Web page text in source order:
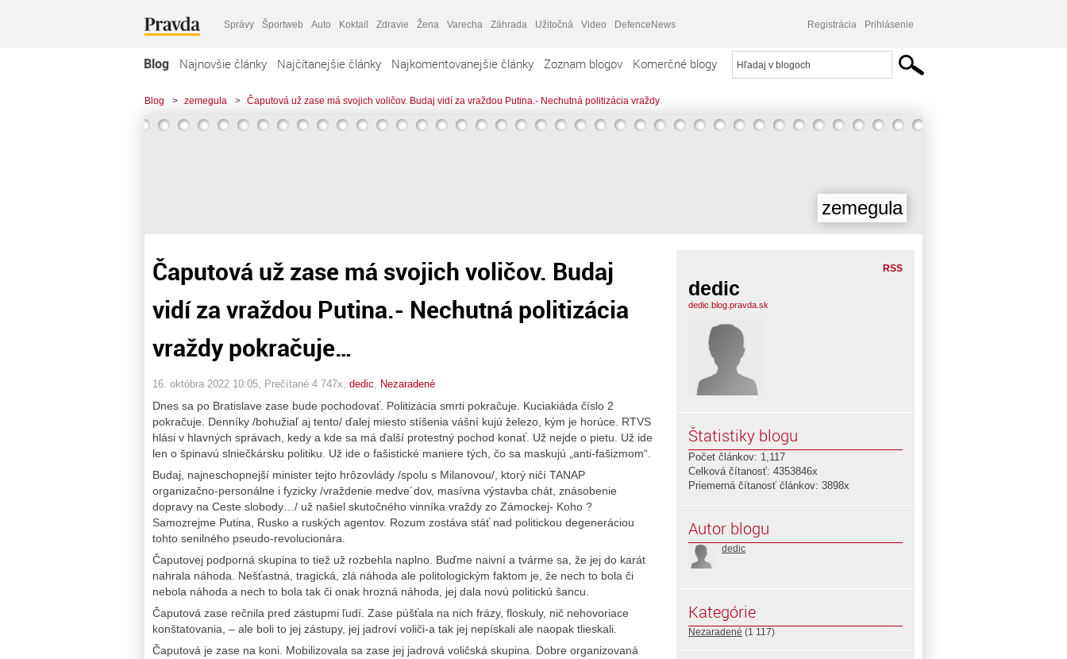
Správy Športweb Auto Koktail Zdravie Žena Varecha Záhrada Užitočná Video DefenceNews Registrácia Prihlásenie
Blog Najnovšie články Najčítanejšie články Najkomentovanejšie články Zoznam blogov Komerčné blogy
Blog > zemegula > Čaputová už zase má svojich voličov. Budaj vidí za vraždou Putina.- Nechutná politizácia vraždy
zemegula
Čaputová už zase má svojich voličov. Budaj
vidí za vraždou Putina.- Nechutná politizácia
vraždy pokračuje…
16. októbra 2022 10:05 , Prečítané 4 747x, dedic Nezaradené
Dnes sa po Bratislave zase bude pochodovať. Politizácia smrti pokračuje. Kuciakiáda číslo 2
pokračuje. Denníky /bohužiaľ aj tento/ ďalej miesto stíšenia vášní kujú železo, kým je horúce. RTVS
hlási v hlavných správach, kedy a kde sa má ďalší protestný pochod konať. Už nejde o pietu. Už ide
len o špinavú slniečkársku politiku. Už ide o fašistické maniere tých, čo sa maskujú „anti-fašizmom“.
Budaj, najneschopnejší minister tejto hrôzovlády /spolu s Milanovou/, ktorý ničí TANAP
organizačno-personálne i fyzicky /vraždenie medve´dov, masívna výstavba chát, znásobenie
dopravy na Ceste slobody…/ už našiel skutočného vinníka vraždy zo Zámockej- Koho ?
Samozrejme Putina, Rusko a ruských agentov. Rozum zostáva stáť nad politickou degeneráciou
tohto senilného pseudo-revolucionára.
Čaputovej podporná skupina to tiež už rozbehla naplno. Buďme naivní a tvárme sa, že jej do karát
nahrala náhoda. Nešťastná, tragická, zlá náhoda ale politologickým faktom je, že nech to bola či
nebola náhoda a nech to bola tak či onak hrozná náhoda, jej dala novú politickú šancu.
Čaputová zase rečnila pred zástupmi ľudí. Zase púšťala na nich frázy, floskuly, nič nehovoriace
konštatovania, – ale boli to jej zástupy, jej jadroví voliči-a tak jej nepískali ale naopak tlieskali.
Čaputová je zase na koni. Mobilizovala sa zase jej jadrová voličská skupina. Dobre organizovaná
RSS
dedic
dedic.blog.pravda.sk
Štatistiky blogu
Počet článkov: 1,117
Celková čítanosť: 4353846x
Priemerná čítanosť článkov: 3898x
Autor blogu
dedic
Kategórie
Nezaradené (1 117)